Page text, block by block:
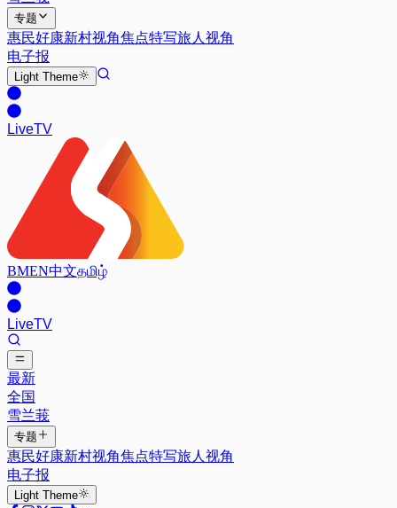
专题
惠民好康新村视角焦点特写旅人视角
电子报
Light Theme
LiveTV
BMEN中文தமிழ்
LiveTV
最新
全国
雪兰莪
专题
惠民好康新村视角焦点特写旅人视角
电子报
Light Theme